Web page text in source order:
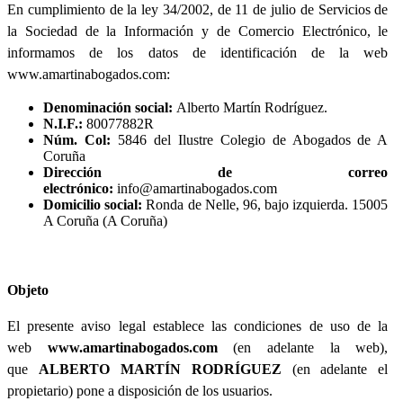
En cumplimiento de la ley 34/2002, de 11 de julio de Servicios de
la Sociedad de la Información y de Comercio Electrónico, le
informamos de los datos de identificación de la web
www.amartinabogados.com:
Denominación social: Alberto Martín Rodríguez.
N.I.F.: 80077882R
Núm. Col: 5846 del Ilustre Colegio de Abogados de A
Coruña
Dirección de correo
electrónico: info@amartinabogados.com
Domicilio social: Ronda de Nelle, 96, bajo izquierda. 15005
A Coruña (A Coruña)
Objeto
El presente aviso legal establece las condiciones de uso de la
web
www.amartinabogados.com(en adelante la web),
que
ALBERTO MARTÍN RODRÍGUEZ (en adelante el
propietario) pone a disposición de los usuarios.